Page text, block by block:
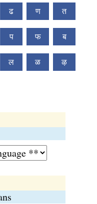
ढ ण त
प फ ब
ल ळ ऴ